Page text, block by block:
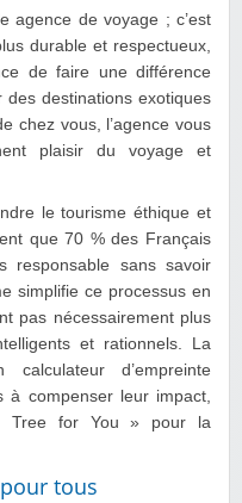
agence de voyage ; c’est
durable et respectueux,
de faire une différence
destinations exotiques
chez vous, l’agence vous
plaisir du voyage et
le tourisme éthique et
que 70 % des Français
responsable sans savoir
simplifie ce processus en
pas nécessairement plus
et rationnels. La
d’empreinte
à compenser leur impact,
Tree for You » pour la
tous